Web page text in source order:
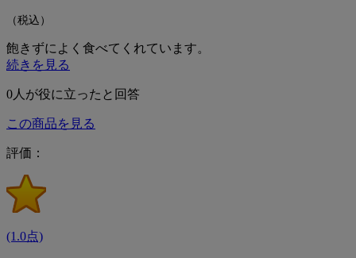
（税込）
飽きずによく食べてくれています。
続きを見る
0人が役に立ったと回答
この商品を見る
評価：
(1.0点)